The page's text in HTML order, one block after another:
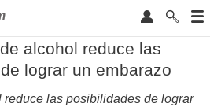
alcohol reduce las
lograr un embarazo
las posibilidades de lograr